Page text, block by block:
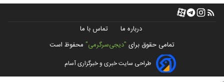
درباره ما
تماس با ما
تمامی حقوق برای "دیجی‌سرگرمی" محفوظ است
طراحی سایت خبری و خبرگزاری آسام